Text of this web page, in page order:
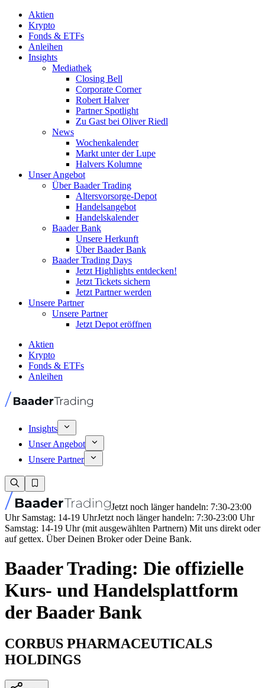
Aktien
Krypto
Fonds & ETFs
Anleihen
Insights
Mediathek
Closing Bell
Corporate Corner
Robert Halver
Partner Spotlight
Zu Gast bei Oliver Riedl
News
Wochenkalender
Markt unter der Lupe
Halvers Kolumne
Unser Angebot
Über Baader Trading
Altersvorsorge-Depot
Handelsangebot
Handelskalender
Baader Bank
Unsere Herkunft
Über Baader Bank
Baader Trading Days
Jetzt Highlights entdecken!
Jetzt Tickets sichern
Jetzt Partner werden
Unsere Partner
Unsere Partner
Jetzt Depot eröffnen
Aktien
Krypto
Fonds & ETFs
Anleihen
Insights
Unser Angebot
Unsere Partner
Jetzt noch länger handeln: 7:30-23:00
Uhr Samstag: 14-19 UhrJetzt noch länger handeln: 7:30-23:00 Uhr
Samstag: 14-19 Uhr (mit ausgewählten Partnern) Mit uns direkt oder
auf gettex. Über Deinen Broker oder Deine Bank.
Baader Trading: Die offizielle
Kurs- und Handelsplattform
der Baader Bank
CORBUS PHARMACEUTICALS
HOLDINGS